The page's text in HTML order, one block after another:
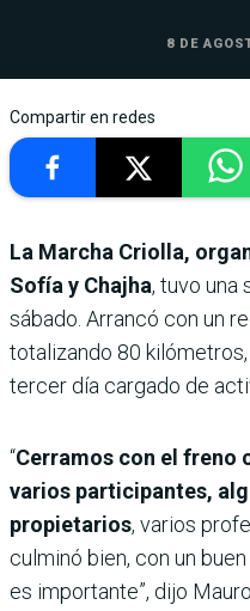
8 DE
Compartir en redes
La Marcha Criolla,
Sofía y Chajha, tuvo una
sábado. Arrancó con un
totalizando 80
tercer día cargado de
“Cerramos con el freno
varios participantes,
propietarios, varios
culminó bien, con un
es importante”, dijo